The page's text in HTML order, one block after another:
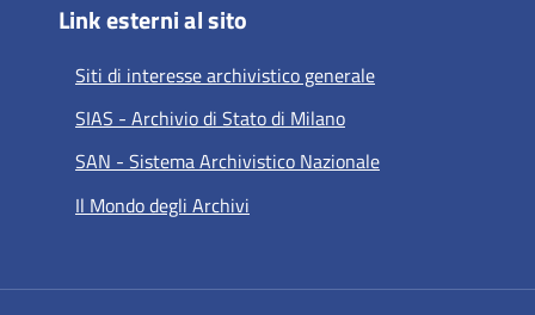
Link esterni al sito
Siti di interesse archivistico generale
SIAS - Archivio di Stato di Milano
SAN - Sistema Archivistico Nazionale
Il Mondo degli Archivi